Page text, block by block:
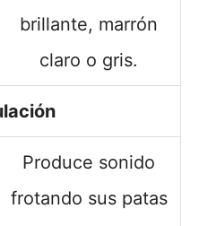
brillante, marrón
claro o gris.
Produce sonido
frotando sus patas